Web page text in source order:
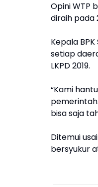
Opini WTP
diraih pada
Kepala
setiap
LKPD 2019.
“Kami
bisa saja
Ditemui
bersyukur